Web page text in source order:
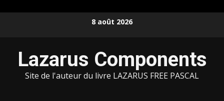
8 août 2026
Lazarus Components
Site de l'auteur du livre LAZARUS FREE PASCAL